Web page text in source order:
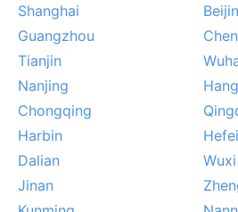
Shanghai
Guangzhou
Tianjin
Nanjing
Chongqing
Harbin
Hefei
Dalian
Wuxi
Jinan